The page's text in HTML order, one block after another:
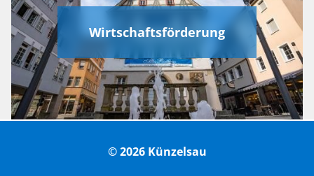
Wirtschaftsförderung
© 2026 Künzelsau